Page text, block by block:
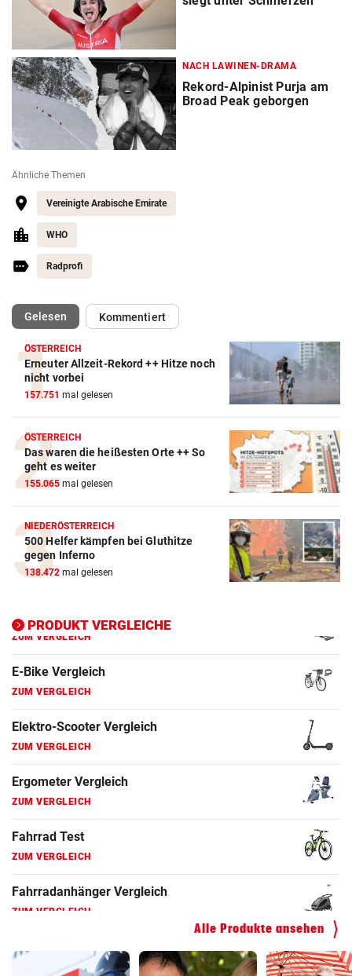
NACH LAWINEN-DRAMA
Rekord-Alpinist Purja am
Broad Peak geborgen
Ähnliche Themen
Vereinigte Arabische Emirate
WHO
Radprofi
Gelesen(ausgewählt)Kommentiert
ÖSTERREICH
Erneuter Allzeit-Rekord ++ Hitze noch
nicht vorbei
157.751 mal gelesen
ÖSTERREICH
Das waren die heißesten Orte ++ So
geht es weiter
155.065 mal gelesen
NIEDERÖSTERREICH
500 Helfer kämpfen bei Gluthitze
gegen Inferno
138.472 mal gelesen
PRODUKT VERGLEICHE
Action-Cam Vergleich
Crosstrainer Vergleich
ZUM VERGLEICH
E-Bike Vergleich
ZUM VERGLEICH
Elektro-Scooter Vergleich
ZUM VERGLEICH
ZUM VERGLEICH
Fahrrad Test
ZUM VERGLEICH
Fahrradanhänger Vergleich
ZUM VERGLEICH
Faszienrolle Vergleich
ZUM VERGLEICH
Hoverboard Vergleich
ZUM VERGLEICH
Kinderfahrrad Vergleich
ZUM VERGLEICH
Alle Produkte ansehen